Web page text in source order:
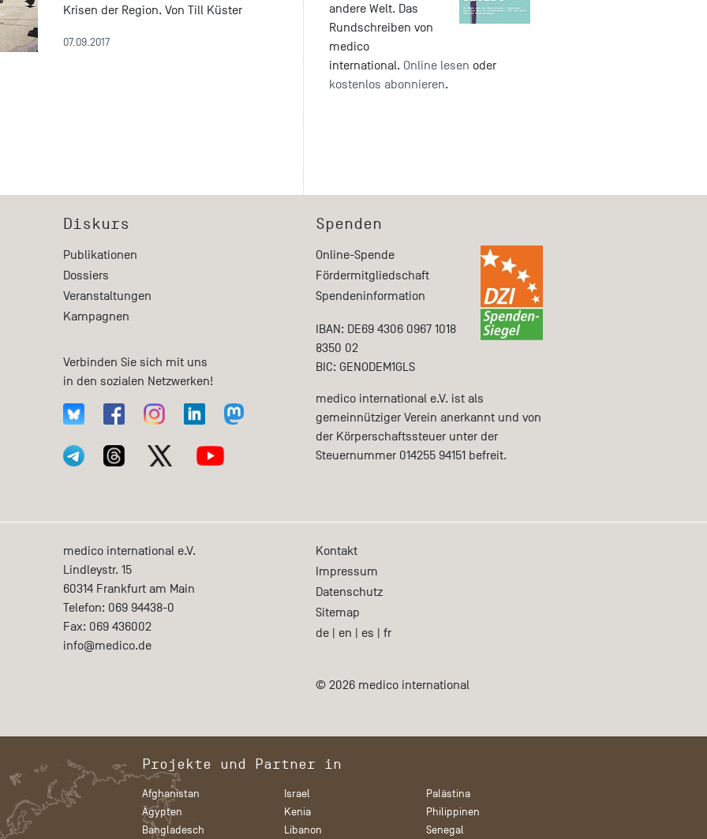
Krisen der Region. Von Till Küster
07.09.2017
andere Welt. Das
Rundschreiben von
medico
international. Online lesen oder
kostenlos abonnieren.
Diskurs
Publikationen
Dossiers
Veranstaltungen
Kampagnen
Verbinden Sie sich mit uns
in den sozialen Netzwerken!
Spenden
Online-Spende
Fördermitgliedschaft
Spendeninformation
IBAN: DE69 4306 0967 1018
8350 02
BIC: GENODEM1GLS
medico international e.V. ist als
gemeinnütziger Verein anerkannt und von
der Körperschaftssteuer unter der
Steuernummer 014255 94151 befreit.
medico international e.V.
Lindleystr. 15
60314 Frankfurt am Main
Telefon: 069 94438-0
Fax: 069 436002
info@medico.de
Kontakt
Impressum
Datenschutz
Sitemap
de | en | es | fr
© 2026 medico international
Projekte und Partner in
Afghanistan
Ägypten
Bangladesch
Israel
Kenia
Libanon
Palästina
Philippinen
Senegal